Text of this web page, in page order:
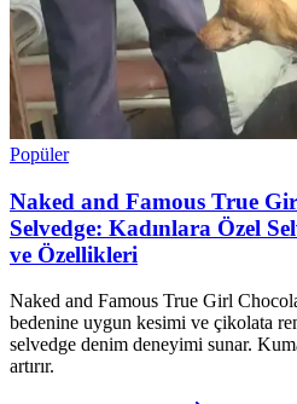
Popüler
Naked and Famous True
Selvedge: Kadınlara Özel
ve Özellikleri
Naked and Famous True Girl
bedenine uygun kesimi ve çikolata
selvedge denim deneyimi sunar.
artırır.